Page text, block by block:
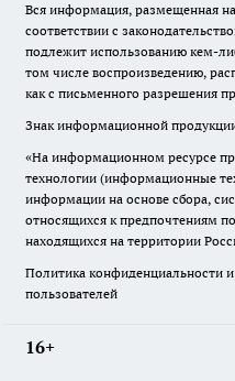
Вся информация, размещенная
соответствии с
подлежит использованию кем-
том числе воспроизведению,
как с письменного разрешения
Знак информационной
«На информационном ресурсе
технологии (информационные
информации на основе сбора,
относящихся к предпочтениям
находящихся на территории
Политика конфиденциальности
пользователей
16+